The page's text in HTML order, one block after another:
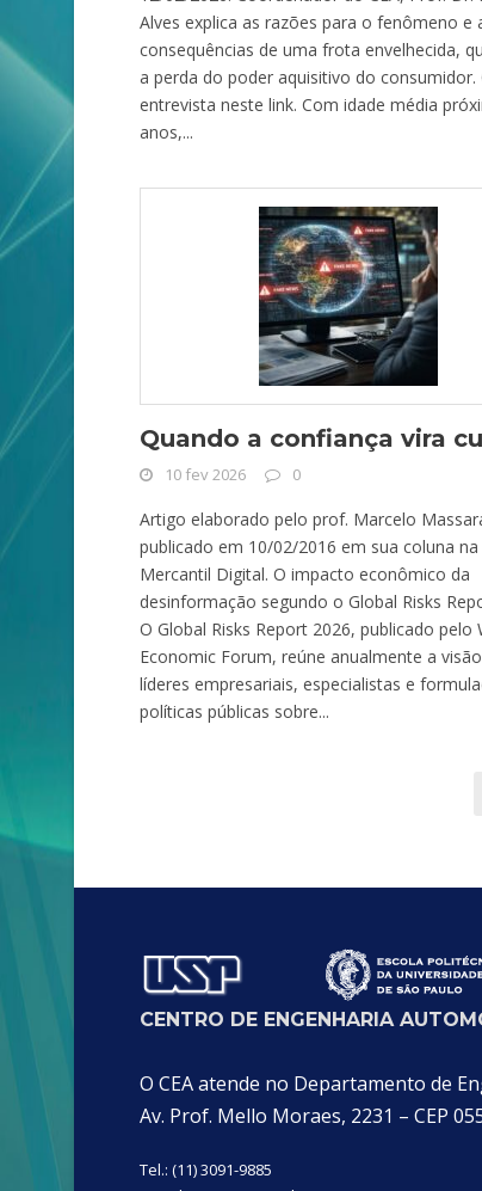
Alves explica as razões para o fenômeno e
consequências de uma frota envelhecida,
a perda do poder aquisitivo do consumidor.
entrevista neste link. Com idade média
anos,...
Quando a confiança vira
10 fev 2026 0
Artigo elaborado pelo prof. Marcelo
publicado em 10/02/2016 em sua coluna na
Mercantil Digital. O impacto econômico da
desinformação segundo o Global Risks
O Global Risks Report 2026, publicado pelo
Economic Forum, reúne anualmente a
líderes empresariais, especialistas e
políticas públicas sobre...
CENTRO DE ENGENHARIA
O CEA atende no Departamento de
Av. Prof. Mello Moraes, 2231 – CEP
Tel.: (11) 3091-9885